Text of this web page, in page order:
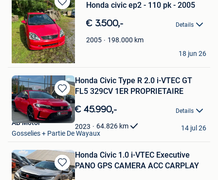
Bewaren
in
Mijn
Favorieten
Honda civic ep2 - 110 pk - 2005
€ 3.500,- Details
2005 198.000 km
spartan117
Waremme
18 jun 26
Bewaren
in
Mijn
Favorieten
Honda Civic Type R 2.0 i-VTEC GT
FL5 329CV 1ER PROPRIETAIRE
€ 45.990,- Details
2023 64.826 km
AB Motor
Gosselies + Partie De Wayaux
14 jul 26
Bewaren
Honda Civic 1.0 i-VTEC Executive
PANO GPS CAMERA ACC CARPLAY